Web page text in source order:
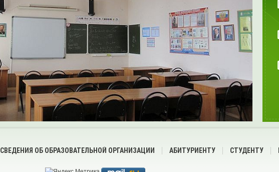
СВЕДЕНИЯ ОБ ОБРАЗОВАТЕЛЬНОЙ ОРГАНИЗАЦИИ АБИТУРИЕНТУ СТУДЕНТУ